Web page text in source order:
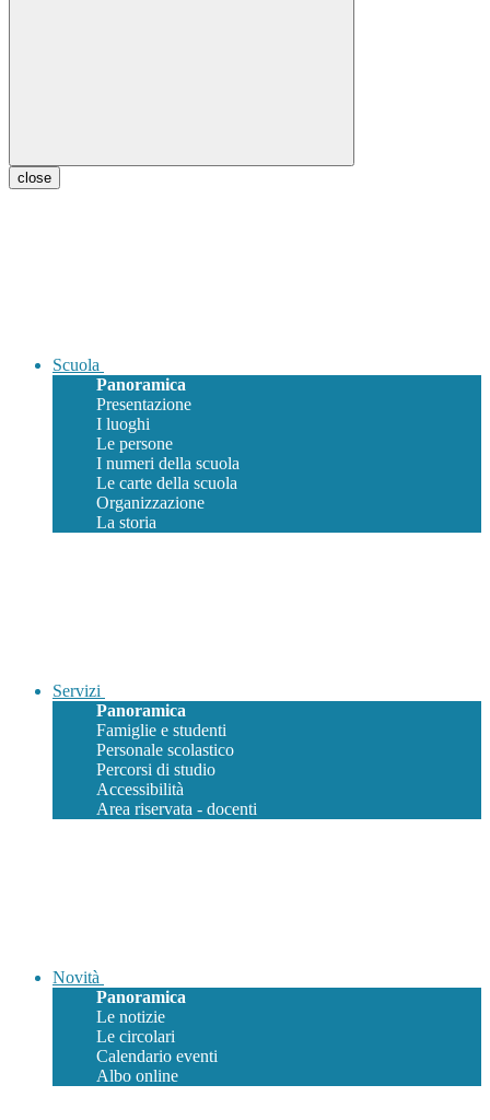
close
Scuola
Panoramica
Presentazione
I luoghi
Le persone
I numeri della scuola
Le carte della scuola
Organizzazione
La storia
Servizi
Panoramica
Famiglie e studenti
Personale scolastico
Percorsi di studio
Accessibilità
Area riservata - docenti
Novità
Panoramica
Le notizie
Le circolari
Calendario eventi
Albo online